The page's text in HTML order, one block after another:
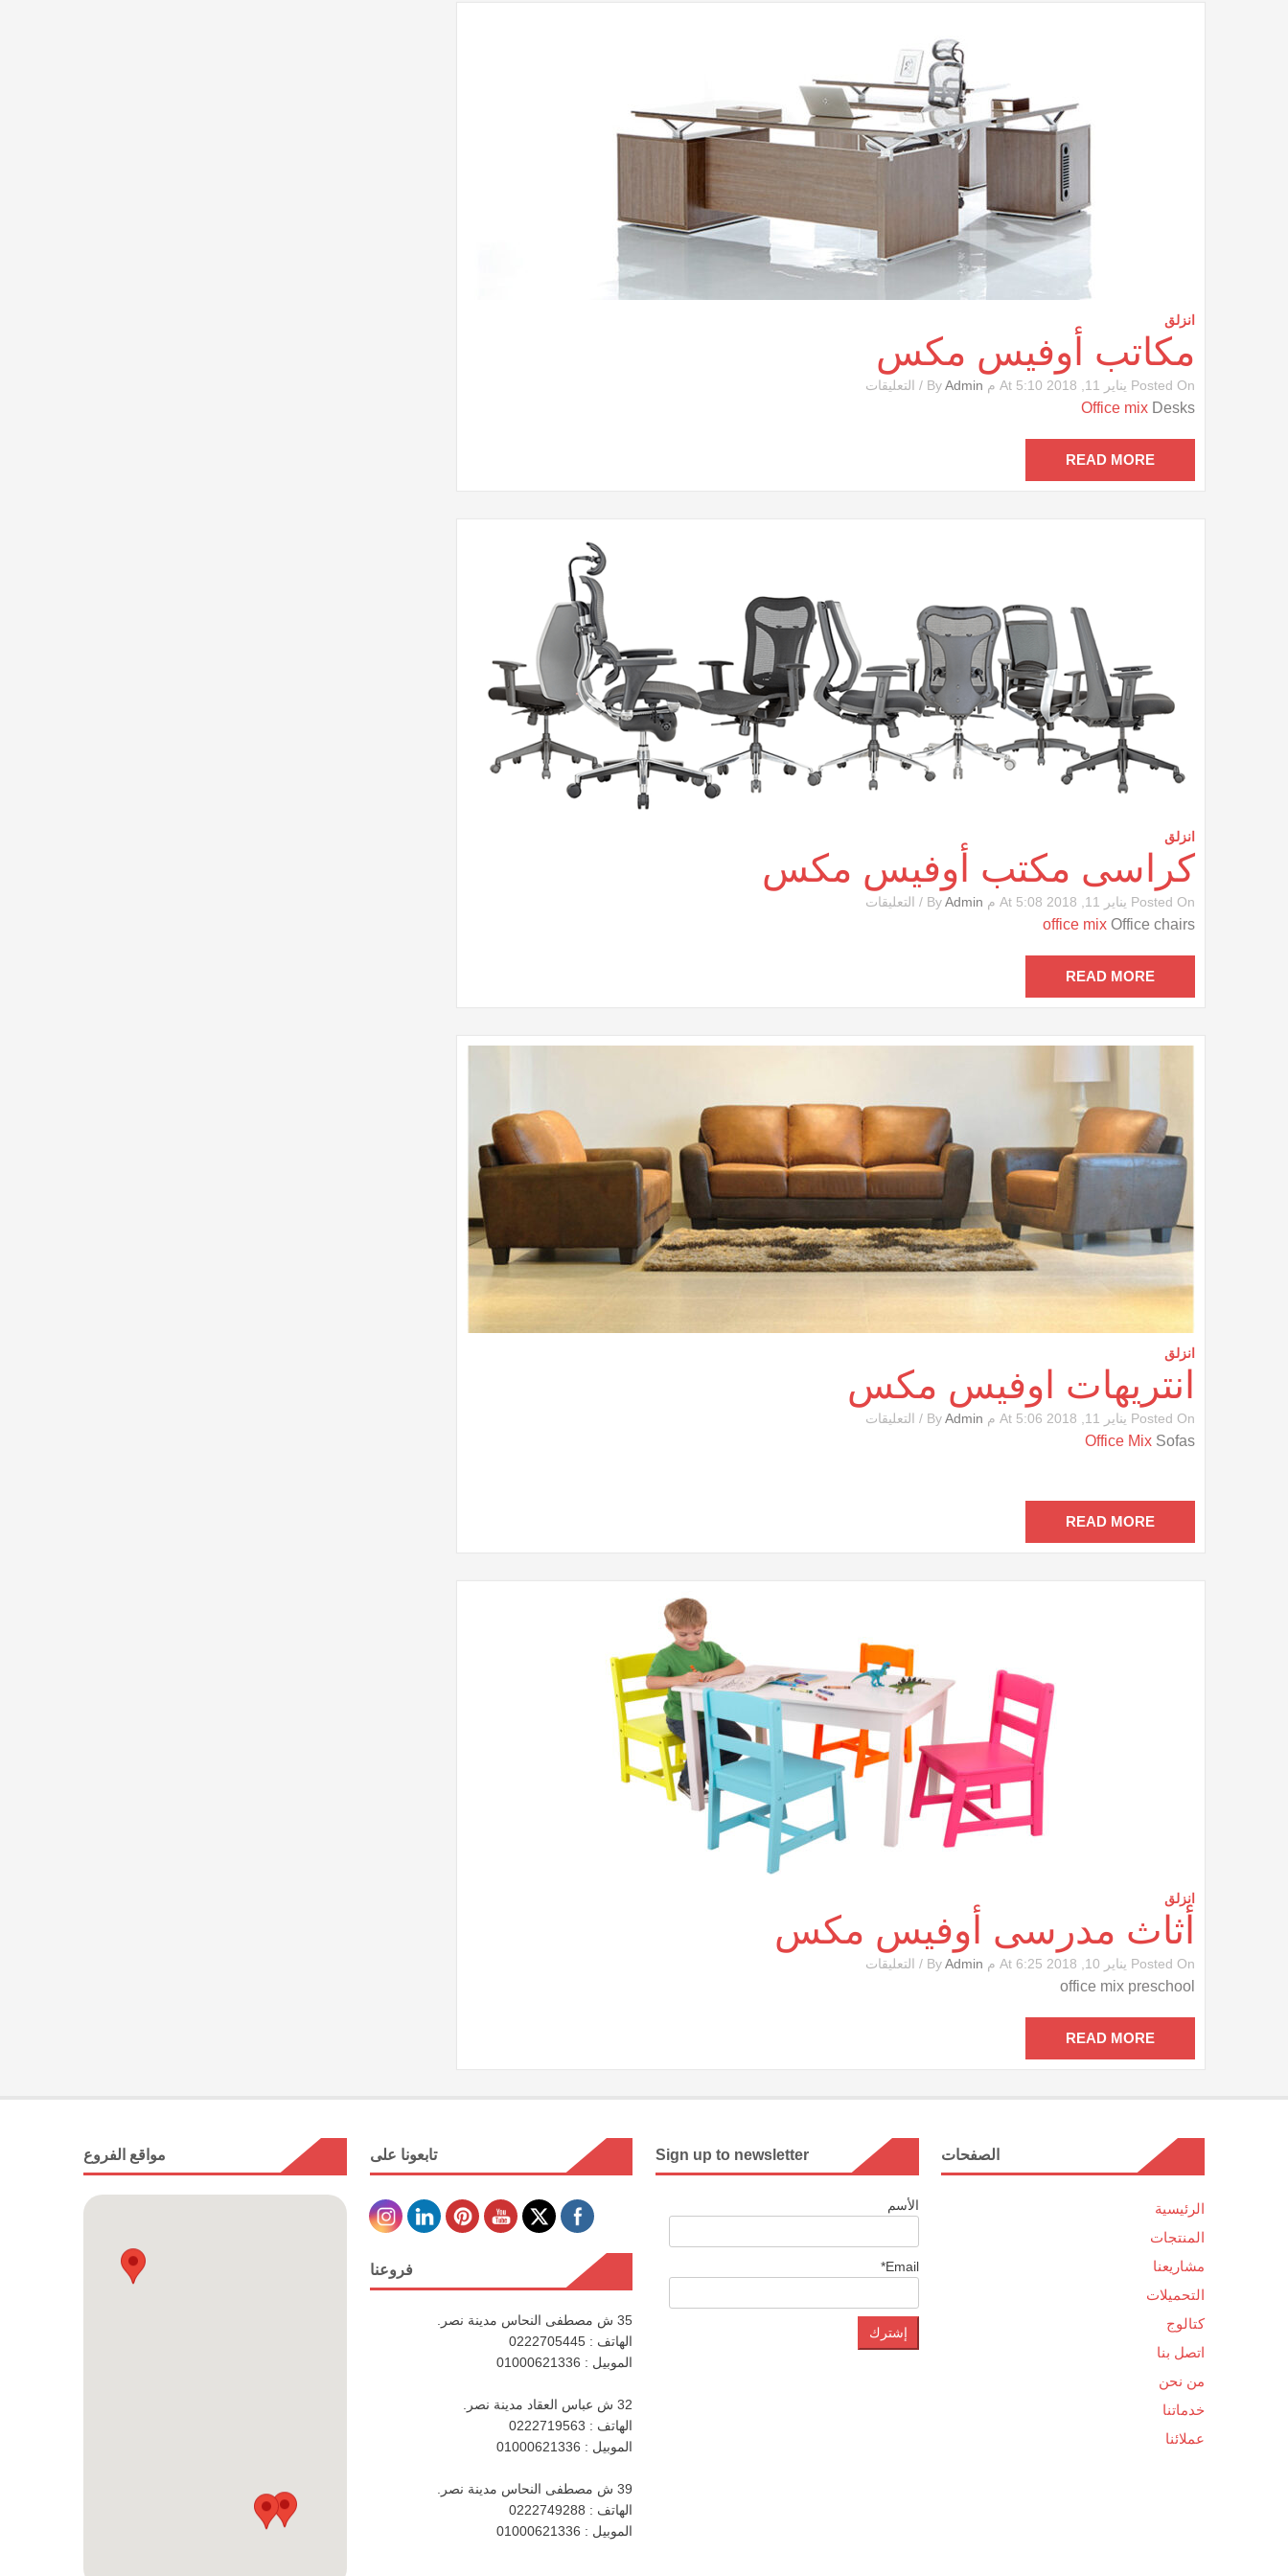
انزلق
مكاتب أوفيس مكس
Posted On يناير 11, 2018 At 5:10 م By Admin
/ التعليقات
Office mix Desks
READ MORE
انزلق
كراسى مكتب أوفيس مكس
Posted On يناير 11, 2018 At 5:08 م By Admin
/ التعليقات
office mix Office chairs
READ MORE
انزلق
انتريهات اوفيس مكس
Posted On يناير 11, 2018 At 5:06 م By Admin
/ التعليقات
Office Mix Sofas
READ MORE
انزلق
أثاث مدرسى أوفيس مكس
Posted On يناير 10, 2018 At 6:25 م By Admin
/ التعليقات
office mix preschool
READ MORE
مواقع الفروع تابعونا على
فروعنا
35 ش مصطفى النحاس مدينة نصر.
الهاتف : 0222705445
الموبيل : 01000621336
32 ش عباس العقاد مدينة نصر.
الهاتف : 0222719563
الموبيل : 01000621336
39 ش مصطفى النحاس مدينة نصر.
الهاتف : 0222749288
الموبيل : 01000621336
Sign up to newsletter
الأسم
Email*
الصفحات
الرئيسية
المنتجات
مشاريعنا
التحميلات
كتالوج
اتصل بنا
من نحن
خدماتنا
عملائنا